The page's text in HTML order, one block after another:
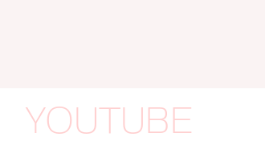
YOUTUBE